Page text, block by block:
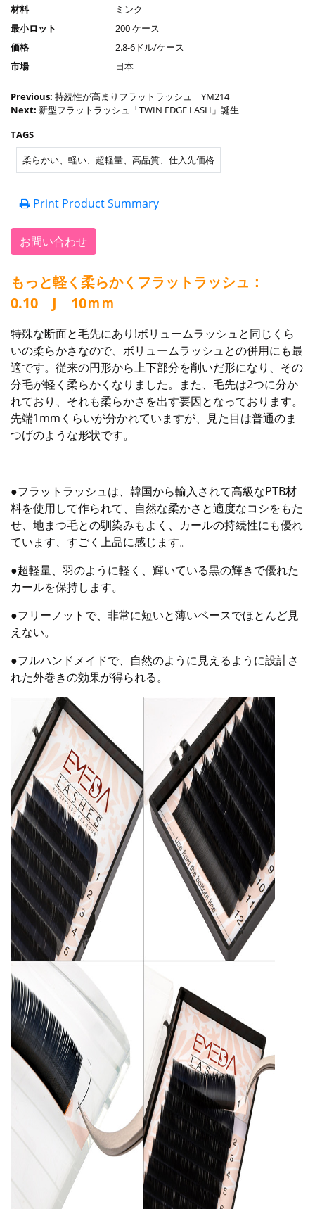
材料
ミンク
最小ロット
200 ケース
価格
2.8-6ドル/ケース
市場
日本
Previous: 持続性が高まりフラットラッシュ YM214
Next: 新型フラットラッシュ「TWIN EDGE LASH」誕生
TAGS
柔らかい、軽い、超軽量、高品質、仕入先価格
Print Product Summary
お問い合わせ
もっと軽く柔らかくフラットラッシュ：
0.10 J 10ｍｍ
特殊な断面と毛先にあり!ボリュームラッシュと同じくら
いの柔らかさなので、ボリュームラッシュとの併用にも最
適です。従来の円形から上下部分を削いだ形になり、その
分毛が軽く柔らかくなりました。また、毛先は2つに分か
れており、それも柔らかさを出す要因となっております。
先端1mmくらいが分かれていますが、見た目は普通のま
つげのような形状です。
●フラットラッシュは、韓国から輸入されて高級なPTB材
料を使用して作られて、自然な柔かさと適度なコシをもた
せ、地まつ毛との馴染みもよく、カールの持続性にも優れ
ています、すごく上品に感じます。
●超軽量、羽のように軽く、輝いている黒の輝きで優れた
カールを保持します。
●フリーノットで、非常に短いと薄いベースでほとんど見
えない。
●フルハンドメイドで、自然のように見えるように設計さ
れた外巻きの効果が得られる。